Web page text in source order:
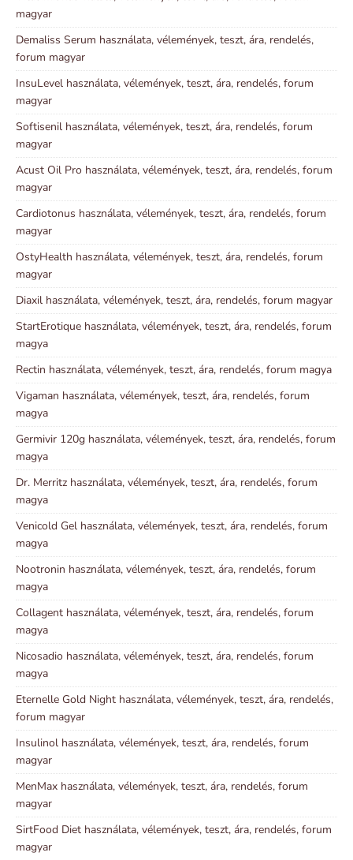
magyar
Demaliss Serum használata, vélemények, teszt, ára, rendelés,
forum magyar
InsuLevel használata, vélemények, teszt, ára, rendelés, forum
magyar
Softisenil használata, vélemények, teszt, ára, rendelés, forum
magyar
Acust Oil Pro használata, vélemények, teszt, ára, rendelés, forum
magyar
Cardiotonus használata, vélemények, teszt, ára, rendelés, forum
magyar
OstyHealth használata, vélemények, teszt, ára, rendelés, forum
magyar
Diaxil használata, vélemények, teszt, ára, rendelés, forum magyar
StartErotique használata, vélemények, teszt, ára, rendelés, forum
magya
Rectin használata, vélemények, teszt, ára, rendelés, forum magya
Vigaman használata, vélemények, teszt, ára, rendelés, forum
magya
Germivir 120g használata, vélemények, teszt, ára, rendelés, forum
magya
Dr. Merritz használata, vélemények, teszt, ára, rendelés, forum
magya
Venicold Gel használata, vélemények, teszt, ára, rendelés, forum
magya
Nootronin használata, vélemények, teszt, ára, rendelés, forum
magya
Collagent használata, vélemények, teszt, ára, rendelés, forum
magya
Nicosadio használata, vélemények, teszt, ára, rendelés, forum
magya
Eternelle Gold Night használata, vélemények, teszt, ára, rendelés,
forum magyar
Insulinol használata, vélemények, teszt, ára, rendelés, forum
magyar
MenMax használata, vélemények, teszt, ára, rendelés, forum
magyar
SirtFood Diet használata, vélemények, teszt, ára, rendelés, forum
magyar